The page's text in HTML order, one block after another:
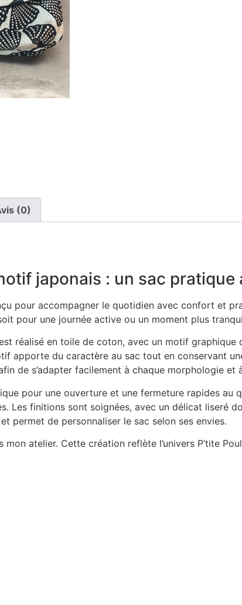
(0)
japonais : un sac pratique
pour accompagner le quotidien avec confort et
pour une journée active ou un moment plus
réalisé en toile de coton, avec un motif graphique
apporte du caractère au sac tout en conservant
de s’adapter facilement à chaque morphologie
pour une ouverture et une fermeture rapides au
Les finitions sont soignées, avec un délicat liseré
permet de personnaliser le sac selon ses envies.
atelier. Cette création reflète l’univers P’tite